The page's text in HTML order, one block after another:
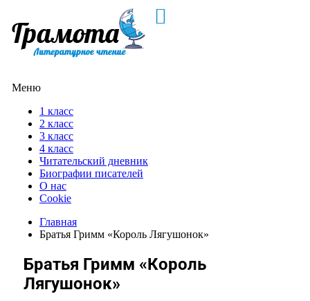
Меню
1 класс
2 класс
3 класс
4 класс
Читательский дневник
Биографии писателей
О нас
Cookie
Главная
Братья Гримм «Король Лягушонок»
Братья Гримм «Король
Лягушонок»